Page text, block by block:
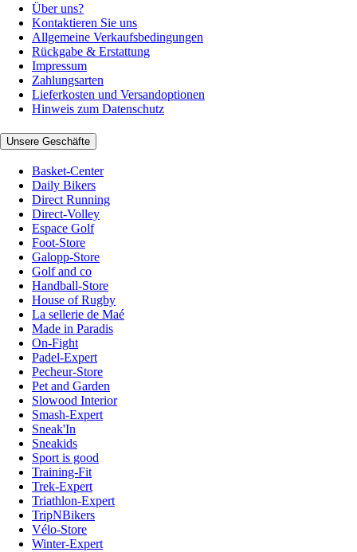
Über uns?
Kontaktieren Sie uns
Allgemeine Verkaufsbedingungen
Rückgabe & Erstattung
Impressum
Zahlungsarten
Lieferkosten und Versandoptionen
Hinweis zum Datenschutz
Unsere Geschäfte
Basket-Center
Daily Bikers
Direct Running
Direct-Volley
Espace Golf
Foot-Store
Galopp-Store
Golf and co
Handball-Store
House of Rugby
La sellerie de Maé
Made in Paradis
On-Fight
Padel-Expert
Pecheur-Store
Pet and Garden
Slowood Interior
Smash-Expert
Sneak'In
Sneakids
Sport is good
Training-Fit
Trek-Expert
Triathlon-Expert
TripNBikers
Vélo-Store
Winter-Expert